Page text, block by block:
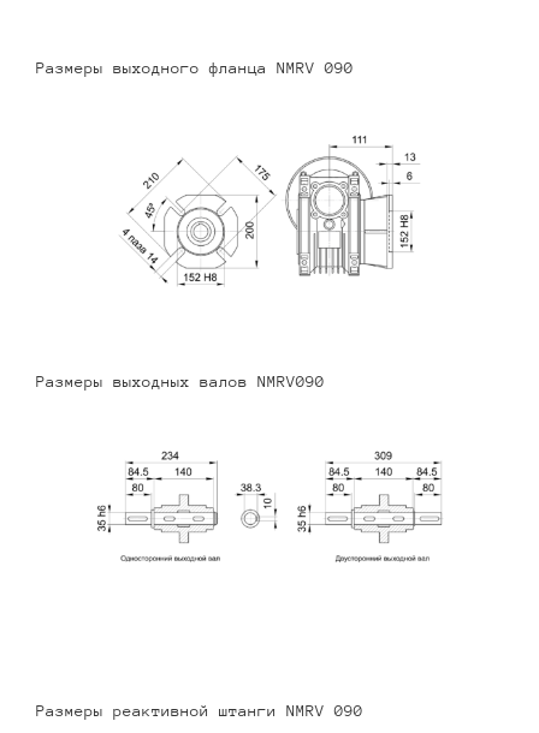
Размеры выходного фланца NMRV 090
Размеры выходных валов NMRV090
Размеры реактивной штанги NMRV 090